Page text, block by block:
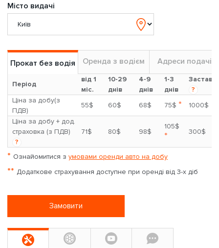
Місто видачі
Прокат без водія Оренда з водієм Адреси подачі
Період
від 1
міс.
10-29
днів
4-9
днів
1-3
днів
Застава
?
Ціна за добу(з
ПДВ)
55$ 60$ 68$ 75$ *
1000$
Ціна за добу + дод.
страховка (з ПДВ)
?
71$ 80$ 98$
105$
* 300$
* Ознайомитися з умовами оренди авто на добу
** Додаткове страхування доступне при оренді від 3-х діб
Замовити